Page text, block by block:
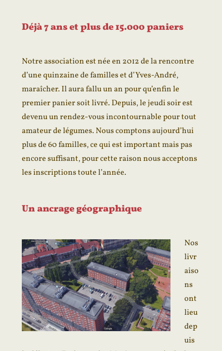
Déjà 7 ans et plus de 15.000 paniers
Notre association est née en 2012 de la rencontre
d’une quinzaine de familles et d’Yves-André,
maraîcher. Il aura fallu un an pour qu’enfin le
premier panier soit livré. Depuis, le jeudi soir est
devenu un rendez-vous incontournable pour tout
amateur de légumes. Nous comptons aujourd’hui
plus de 60 familles, ce qui est important mais pas
encore suffisant, pour cette raison nous acceptons
les inscriptions toute l’année.
Un ancrage géographique
Nos
livr
aiso
ns
ont
lieu
dep
uis